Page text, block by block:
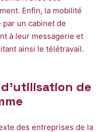
Enfin, la mobilité
un cabinet de
à leur messagerie et
ainsi le télétravail.
de
des entreprises de la